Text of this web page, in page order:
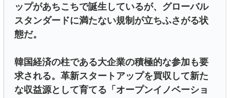
ップがあちこちで誕生しているが、グローバル
スタンダードに満たない規制が立ちふさがる状
態だ。
韓国経済の柱である大企業の積極的な参加も要
求される。革新スタートアップを買収して新た
な収益源として育てる「オープンイノベーショ